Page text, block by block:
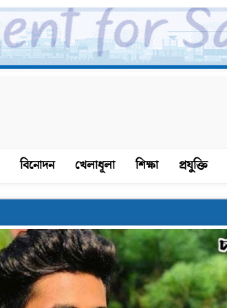
বিনোদন খেলাধূলা শিক্ষা প্রযুক্তি